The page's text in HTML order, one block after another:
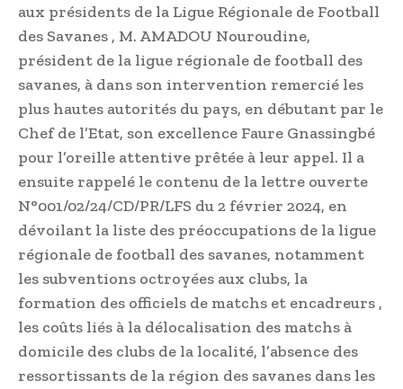
aux présidents de la Ligue Régionale de Football
des Savanes , M. AMADOU Nouroudine,
président de la ligue régionale de football des
savanes, à dans son intervention remercié les
plus hautes autorités du pays, en débutant par le
Chef de l’Etat, son excellence Faure Gnassingbé
pour l’oreille attentive prêtée à leur appel. Il a
ensuite rappelé le contenu de la lettre ouverte
N°001/02/24/CD/PR/LFS du 2 février 2024, en
dévoilant la liste des préoccupations de la ligue
régionale de football des savanes, notamment
les subventions octroyées aux clubs, la
formation des officiels de matchs et encadreurs ,
les coûts liés à la délocalisation des matchs à
domicile des clubs de la localité, l’absence des
ressortissants de la région des savanes dans les